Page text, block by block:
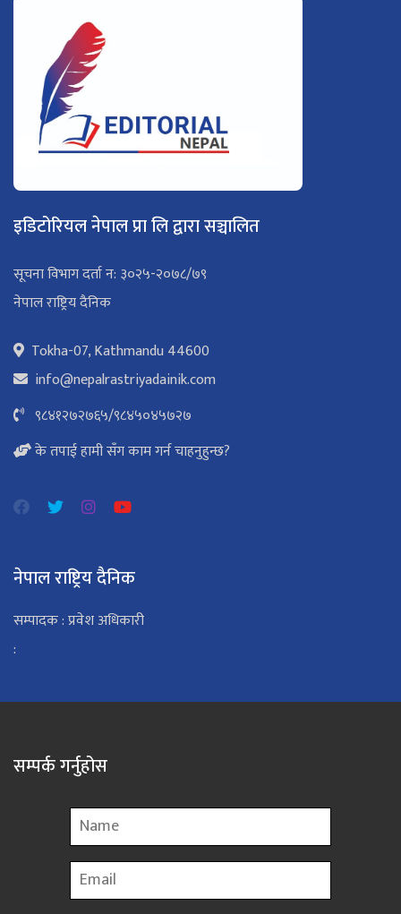
इडिटोरियल नेपाल प्रा लि द्वारा सञ्चालित
सूचना विभाग दर्ता न: ३०२५-२०७८/७९
नेपाल राष्ट्रिय दैनिक
Tokha-07, Kathmandu 44600
info@nepalrastriyadainik.com
९८४१२७२७६५/९८४५०४५७२७
के तपाई हामी सँग काम गर्न चाहनुहुन्छ?
नेपाल राष्ट्रिय दैनिक
सम्पादक : प्रवेश अधिकारी
:
सम्पर्क गर्नुहोस
Name
Email